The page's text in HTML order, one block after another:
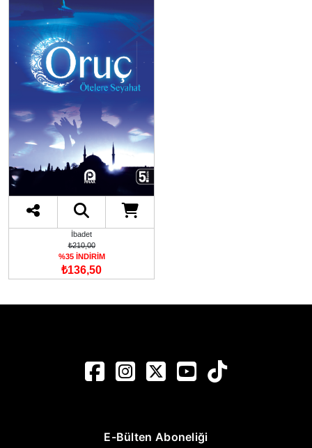
İbadet
₺210,00
%35 İNDİRİM
₺136,50
E-Bülten Aboneliği